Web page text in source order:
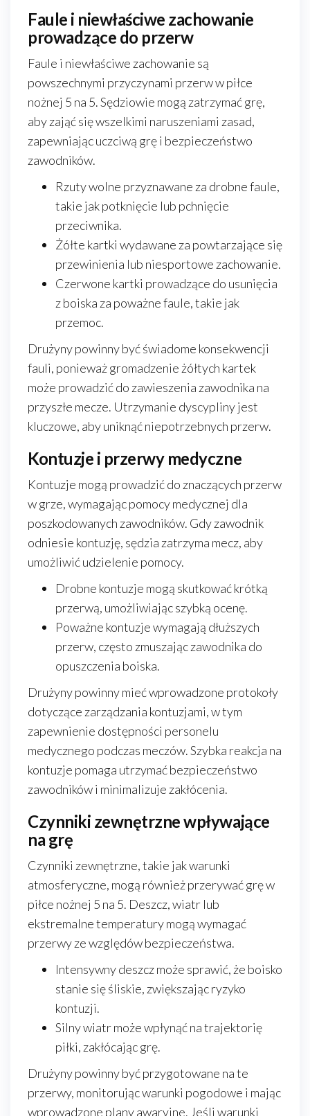
Faule i niewłaściwe zachowanie
prowadzące do przerw
Faule i niewłaściwe zachowanie są
powszechnymi przyczynami przerw w piłce
nożnej 5 na 5. Sędziowie mogą zatrzymać grę,
aby zająć się wszelkimi naruszeniami zasad,
zapewniając uczciwą grę i bezpieczeństwo
zawodników.
Rzuty wolne przyznawane za drobne faule,
takie jak potknięcie lub pchnięcie
przeciwnika.
Żółte kartki wydawane za powtarzające się
przewinienia lub niesportowe zachowanie.
Czerwone kartki prowadzące do usunięcia
z boiska za poważne faule, takie jak
przemoc.
Drużyny powinny być świadome konsekwencji
fauli, ponieważ gromadzenie żółtych kartek
może prowadzić do zawieszenia zawodnika na
przyszłe mecze. Utrzymanie dyscypliny jest
kluczowe, aby uniknąć niepotrzebnych przerw.
Kontuzje i przerwy medyczne
Kontuzje mogą prowadzić do znaczących przerw
w grze, wymagając pomocy medycznej dla
poszkodowanych zawodników. Gdy zawodnik
odniesie kontuzję, sędzia zatrzyma mecz, aby
umożliwić udzielenie pomocy.
Drobne kontuzje mogą skutkować krótką
przerwą, umożliwiając szybką ocenę.
Poważne kontuzje wymagają dłuższych
przerw, często zmuszając zawodnika do
opuszczenia boiska.
Drużyny powinny mieć wprowadzone protokoły
dotyczące zarządzania kontuzjami, w tym
zapewnienie dostępności personelu
medycznego podczas meczów. Szybka reakcja na
kontuzje pomaga utrzymać bezpieczeństwo
zawodników i minimalizuje zakłócenia.
Czynniki zewnętrzne wpływające
na grę
Czynniki zewnętrzne, takie jak warunki
atmosferyczne, mogą również przerywać grę w
piłce nożnej 5 na 5. Deszcz, wiatr lub
ekstremalne temperatury mogą wymagać
przerwy ze względów bezpieczeństwa.
Intensywny deszcz może sprawić, że boisko
stanie się śliskie, zwiększając ryzyko
kontuzji.
Silny wiatr może wpłynąć na trajektorię
piłki, zakłócając grę.
Drużyny powinny być przygotowane na te
przerwy, monitorując warunki pogodowe i mając
wprowadzone plany awaryjne. Jeśli warunki